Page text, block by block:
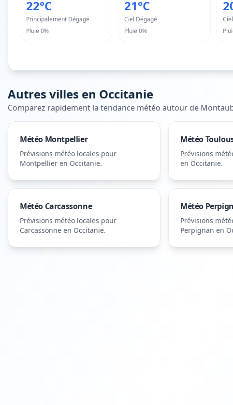
22°C
Principalement Dégagé
Pluie 0%
21°C
Ciel Dégagé
Pluie0%
Autres villes en Occitanie
Comparez rapidement la tendance météo autour de
Météo Montpellier
Prévisions météo locales pour
Montpellier en Occitanie.
Météo
Prévisions
en Occitanie.
Météo Carcassonne
Prévisions météo locales pour
Carcassonne en Occitanie.
Météo
Prévisions
Perpignan en